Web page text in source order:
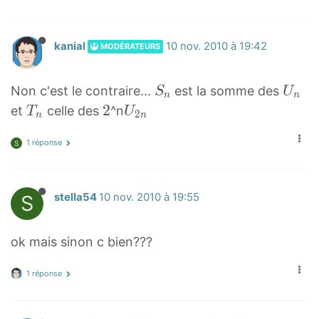
+
U
/
e
+
}
6
1
m
U
e
m
{
}
_
7
2
1
kanial MODÉRATEURS 10 nov. 2010 à 19:42
Non c'est le contraire... S
Sn est la somme des U
Un
et T
T
n
T n celle des 2
2^nU
{
n
U2n
S 1 réponse
S stella54 10 nov. 2010 à 19:55
ok mais sinon c bien???
1 réponse